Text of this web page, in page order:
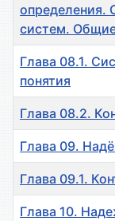
определения.
систем.
Глава 08.1.
понятия
Глава 08.2.
Глава 09.
Глава 09.1.
Глава 10.